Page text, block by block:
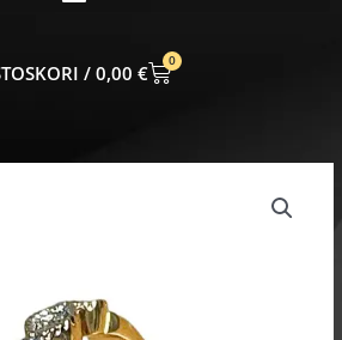
0,00 €
0
CART